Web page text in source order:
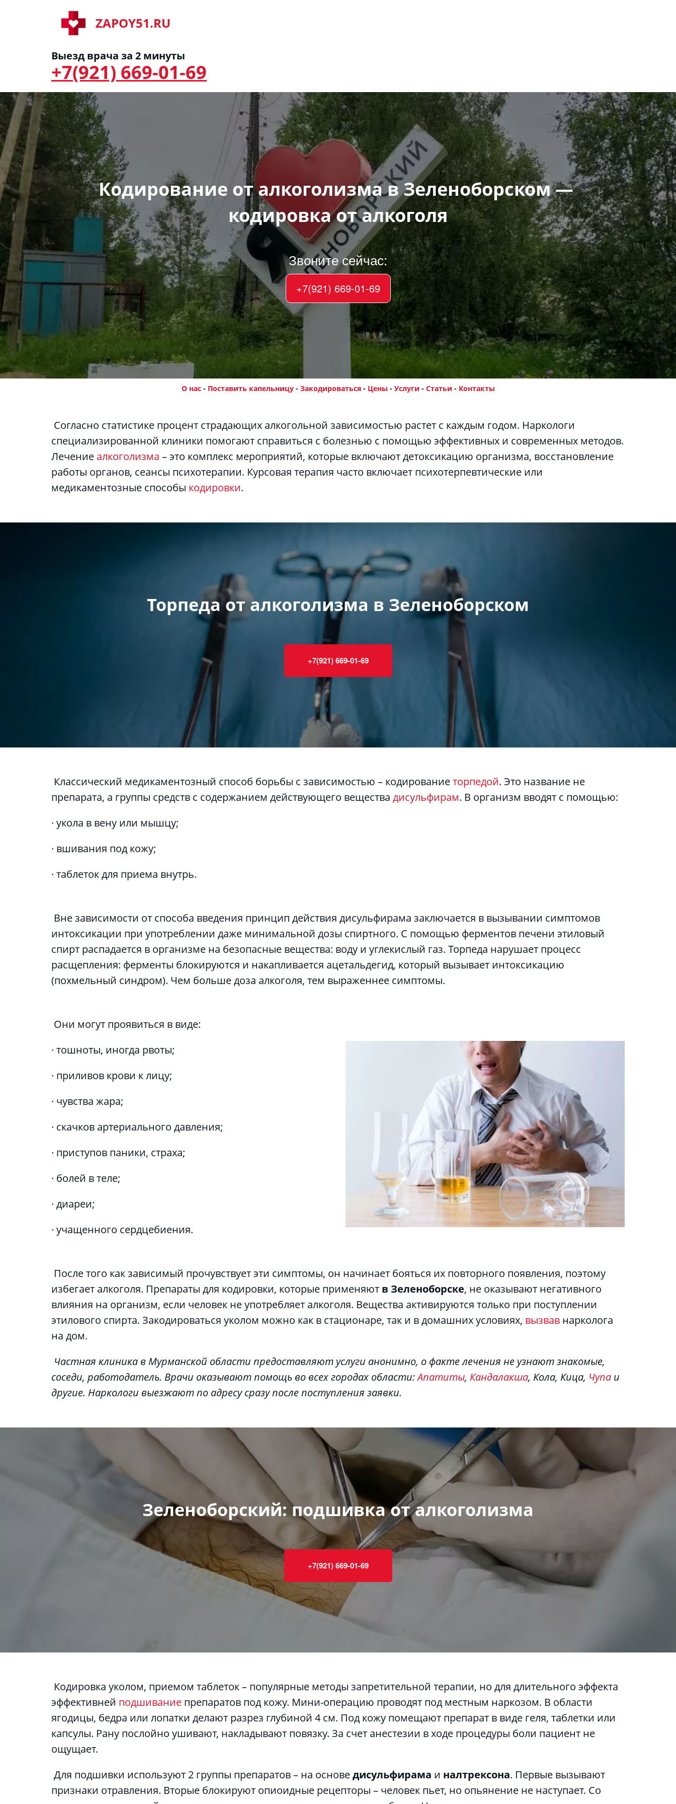
ZAPOY51.RU
Выезд врача за 2 минуты
+7(921) 669-01-69
Кодирование от алкоголизма в Зеленоборском —
кодировка от алкоголя
Звоните сейчас:
+7(921) 669-01-69
О нас - Поставить капельницу - Закодироваться - Цены - Услуги - Статьи - Контакты
специализированной клиники помогают справиться с болезнью с помощью эффективных и современных методов.
Лечение алкоголизма – это комплекс мероприятий, которые включают детоксикацию организма, восстановление
работы органов, сеансы психотерапии. Курсовая терапия часто включает психотерпевтические или
медикаментозные способы кодировки.
Торпеда от алкоголизма в Зеленоборском
+7(921) 669-01-69
Классический медикаментозный способ борьбы с зависимостью – кодирование торпедой. Это название не
препарата, а группы средств с содержанием действующего вещества дисульфирам. В организм вводят с помощью:
· укола в вену или мышцу;
· вшивания под кожу;
· таблеток для приема внутрь.
интоксикации при употреблении даже минимальной дозы спиртного. С помощью ферментов печени этиловый
спирт распадается в организме на безопасные вещества: воду и углекислый газ. Торпеда нарушает процесс
расщепления: ферменты блокируются и накапливается ацетальдегид, который вызывает интоксикацию
(похмельный синдром). Чем больше доза алкоголя, тем выраженнее симптомы.
Они могут проявиться в виде:
· тошноты, иногда рвоты;
· приливов крови к лицу;
· чувства жара;
· скачков артериального давления;
· приступов паники, страха;
· болей в теле;
· диареи;
· учащенного сердцебиения.
избегает алкоголя. Препараты для кодировки, которые применяют в Зеленоборске, не оказывают негативного
влияния на организм, если человек не употребляет алкоголя. Вещества активируются только при поступлении
этилового спирта. Закодироваться уколом можно как в стационаре, так и в домашних условиях, вызвав нарколога
на дом.
соседи, работодатель. Врачи оказывают помощь во всех городах области: Апатиты, Кандалакша, Кола, Кица, Чупа и
другие. Наркологи выезжают по адресу сразу после поступления заявки.
Зеленоборский: подшивка от алкоголизма
+7(921) 669-01-69
эффективней подшивание препаратов под кожу. Мини-операцию проводят под местным наркозом. В области
ягодицы, бедра или лопатки делают разрез глубиной 4 см. Под кожу помещают препарат в виде геля, таблетки или
капсулы. Рану послойно ушивают, накладывают повязку. За счет анестезии в ходе процедуры боли пациент не
ощущает.
Для подшивки используют 2 группы препаратов – на основе дисульфирама и налтрексона. Первые вызывают
признаки отравления. Вторые блокируют опиоидные рецепторы – человек пьет, но опьянение не наступает. Со